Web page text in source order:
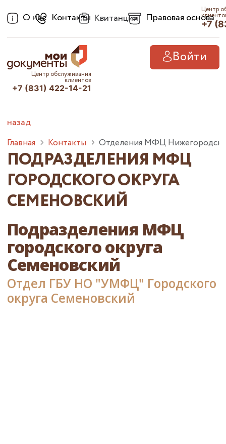
О нас Контакты Квитанции Правовая основа
Центр
+7
Войти
Центр обслуживания
клиентов
+7 (831) 422-14-21
назад
Главная Контакты Отделения МФЦ
ПОДРАЗДЕЛЕНИЯ МФЦ
ГОРОДСКОГО ОКРУГА
СЕМЕНОВСКИЙ
Подразделения МФЦ
городского округа
Семеновский
Отдел ГБУ НО "УМФЦ" Городского
округа Семеновский